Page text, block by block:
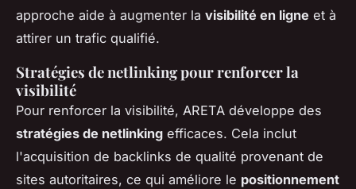
approche aide à augmenter la visibilité en ligne et à
attirer un trafic qualifié.
Stratégies de netlinking pour renforcer la
visibilité
Pour renforcer la visibilité, ARETA développe des
stratégies de netlinking efficaces. Cela inclut
l'acquisition de backlinks de qualité provenant de
sites autoritaires, ce qui améliore le positionnement